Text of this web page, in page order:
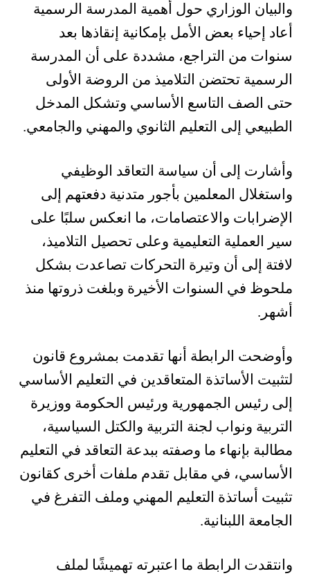
والبيان الوزاري حول أهمية المدرسة الرسمية
أعاد إحياء بعض الأمل بإمكانية إنقاذها بعد
سنوات من التراجع، مشددة على أن المدرسة
الرسمية تحتضن التلاميذ من الروضة الأولى
حتى الصف التاسع الأساسي وتشكل المدخل
الطبيعي إلى التعليم الثانوي والمهني والجامعي.
وأشارت إلى أن سياسة التعاقد الوظيفي
واستغلال المعلمين بأجور متدنية دفعتهم إلى
الإضرابات والاعتصامات، ما انعكس سلبًا على
سير العملية التعليمية وعلى تحصيل التلاميذ،
لافتة إلى أن وتيرة التحركات تصاعدت بشكل
ملحوظ في السنوات الأخيرة وبلغت ذروتها منذ
أشهر.
وأوضحت الرابطة أنها تقدمت بمشروع قانون
لتثبيت الأساتذة المتعاقدين في التعليم الأساسي
إلى رئيس الجمهورية ورئيس الحكومة ووزيرة
التربية ونواب لجنة التربية والكتل السياسية،
مطالبة بإنهاء ما وصفته ببدعة التعاقد في التعليم
الأساسي، في مقابل تقدم ملفات أخرى كقانون
تثبيت أساتذة التعليم المهني وملف التفرغ في
الجامعة اللبنانية.
وانتقدت الرابطة ما اعتبرته تهميشًا لملف